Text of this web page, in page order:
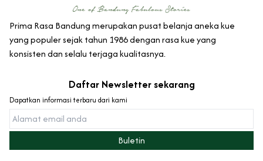
Prima Rasa Bandung merupakan pusat belanja aneka kue
yang populer sejak tahun 1986 dengan rasa kue yang
konsisten dan selalu terjaga kualitasnya.
Daftar Newsletter sekarang
Dapatkan informasi terbaru dari kami